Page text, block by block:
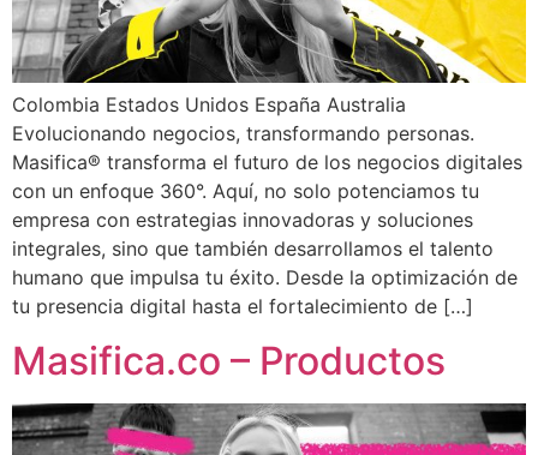
Colombia Estados Unidos España Australia
Evolucionando negocios, transformando personas.
Masifica® transforma el futuro de los negocios digitales
con un enfoque 360°. Aquí, no solo potenciamos tu
empresa con estrategias innovadoras y soluciones
integrales, sino que también desarrollamos el talento
humano que impulsa tu éxito. Desde la optimización de
tu presencia digital hasta el fortalecimiento de […]
Masifica.co – Productos